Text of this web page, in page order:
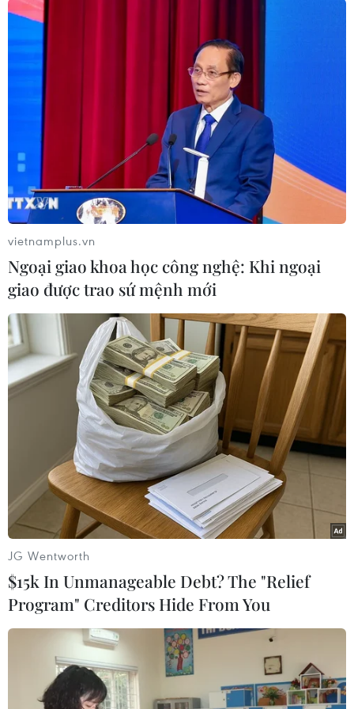
Vụ việc xảy ra khi một người đàn ông tiếp cận
và bắn xe bà vào ngày 10/8 tại thành phố
Quevedo. Bà cho biết đã lái xe chạy thoát và
khẳng định trước đó đã không nhận được lời đe
dọa nào./.
(TTXVN/Vietnam+)
#tranh cử tổng thống
#Fernando Villavicencio
#tay súng Colombia Ecuador
Theo dõi VietnamPlus
TIN LIÊN QUAN
vietnamplus.vn
Ngoại giao khoa học công nghệ: Khi ngoại
giao được trao sứ mệnh mới
JG Wentworth
$15k In Unmanageable Debt? The "Relief
Program" Creditors Hide From You